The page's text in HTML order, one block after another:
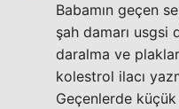
Babamın geçen
şah damarı
daralma ve
kolestrol ilacı
Geçenlerde